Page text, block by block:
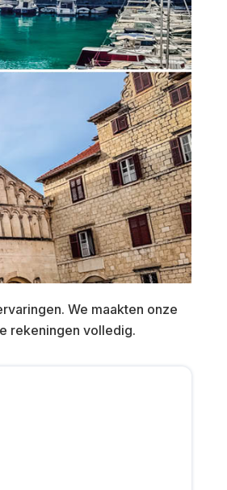
We maakten onze
rekeningen volledig.